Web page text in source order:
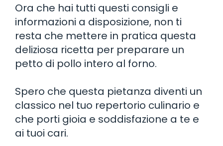
Ora che hai tutti questi consigli e
informazioni a disposizione, non ti
resta che mettere in pratica questa
deliziosa ricetta per preparare un
petto di pollo intero al forno.
Spero che questa pietanza diventi un
classico nel tuo repertorio culinario e
che porti gioia e soddisfazione a te e
ai tuoi cari.